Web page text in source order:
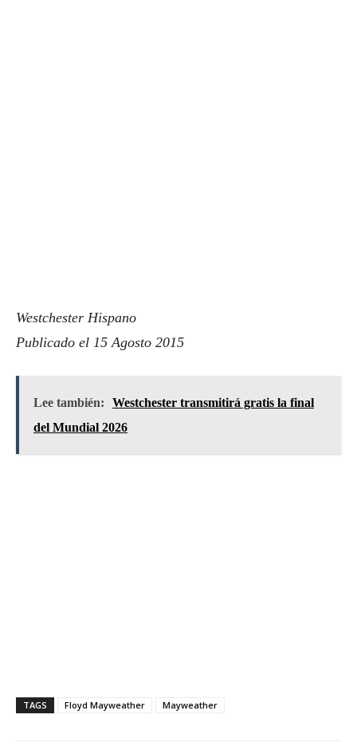
Westchester Hispano
Publicado el 15 Agosto 2015
Lee también:
Westchester transmitirá gratis la final
del Mundial 2026
TAGS Floyd Mayweather Mayweather